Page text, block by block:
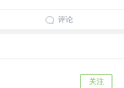
评论
关注